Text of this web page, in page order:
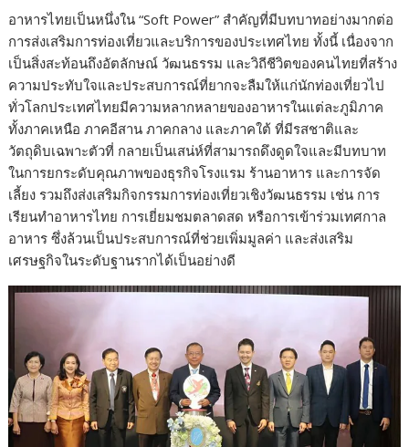
อาหารไทยเป็นหนึ่งใน “Soft Power” สำคัญที่มีบทบาทอย่างมากต่อ
การส่งเสริมการท่องเที่ยวและบริการของประเทศไทย ทั้งนี้ เนื่องจาก
เป็นสิ่งสะท้อนถึงอัตลักษณ์ วัฒนธรรม และวิถีชีวิตของคนไทยที่สร้าง
ความประทับใจและประสบการณ์ที่ยากจะลืมให้แก่นักท่องเที่ยวไป
ทั่วโลกประเทศไทยมีความหลากหลายของอาหารในแต่ละภูมิภาค
ทั้งภาคเหนือ ภาคอีสาน ภาคกลาง และภาคใต้ ที่มีรสชาติและ
วัตถุดิบเฉพาะตัวที่ กลายเป็นเสน่ห์ที่สามารถดึงดูดใจและมีบทบาท
ในการยกระดับคุณภาพของธุรกิจโรงแรม ร้านอาหาร และการจัด
เลี้ยง รวมถึงส่งเสริมกิจกรรมการท่องเที่ยวเชิงวัฒนธรรม เช่น การ
เรียนทำอาหารไทย การเยี่ยมชมตลาดสด หรือการเข้าร่วมเทศกาล
อาหาร ซึ่งล้วนเป็นประสบการณ์ที่ช่วยเพิ่มมูลค่า และส่งเสริม
เศรษฐกิจในระดับฐานรากได้เป็นอย่างดี